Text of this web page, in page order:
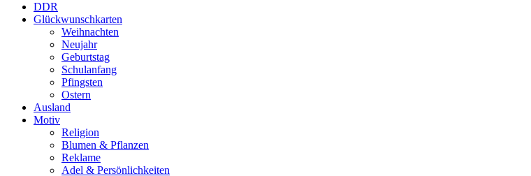
DDR
Glückwunschkarten
Weihnachten
Neujahr
Geburtstag
Schulanfang
Pfingsten
Ostern
Ausland
Motiv
Religion
Blumen & Pflanzen
Reklame
Adel & Persönlichkeiten